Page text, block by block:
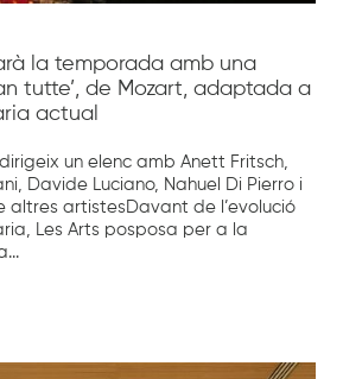
la temporada amb una
tutte’, de Mozart, adaptada a
actual
un elenc amb Anett Fritsch,
Davide Luciano, Nahuel Di Pierro i
altres artistesDavant de l’evolució
Les Arts posposa per a la